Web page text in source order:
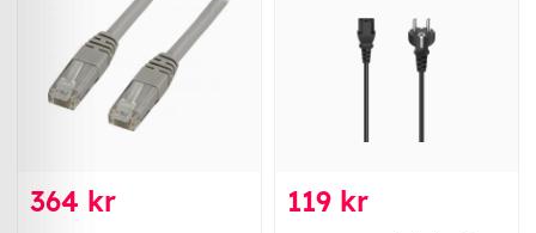
364 kr 119 kr